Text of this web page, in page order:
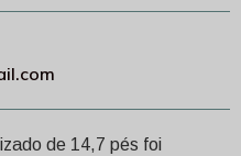
de 14,7 pés foi